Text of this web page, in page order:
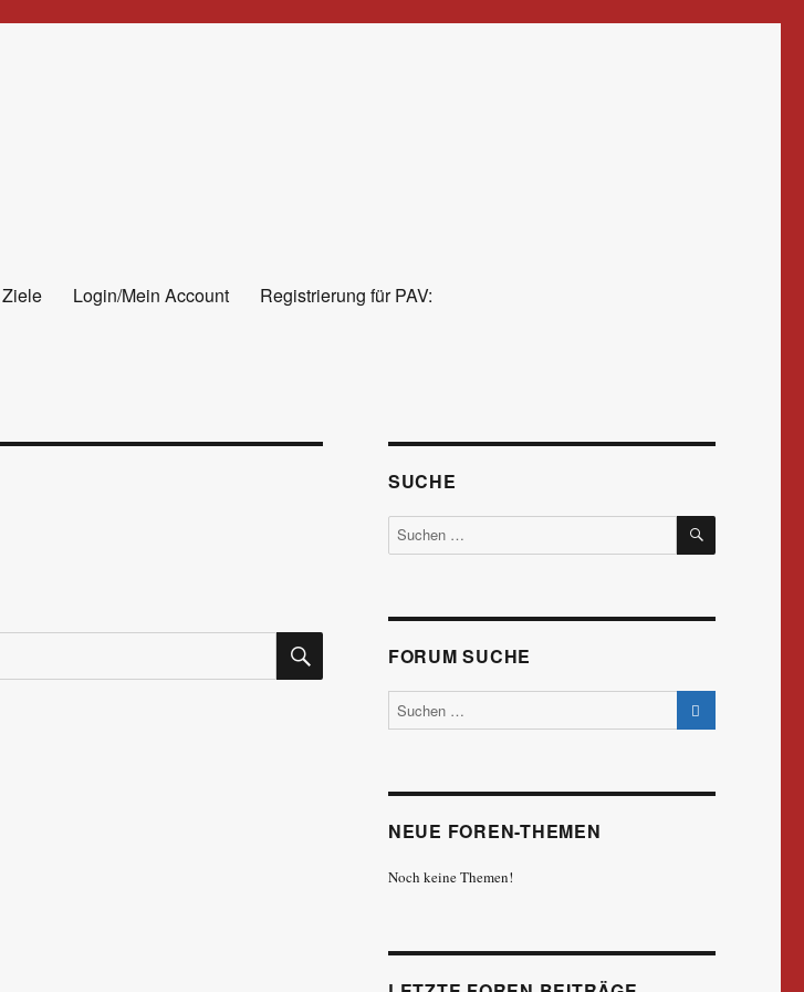
Ziele Login/Mein Account Registrierung für PAV:
SUCHEN
SUCHE
Suchen
nach:
SUCHEN
FORUM SUCHE
NEUE FOREN-THEMEN
Noch keine Themen!